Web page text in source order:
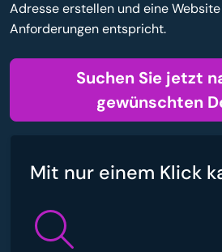
Adresse erstellen und eine
Anforderungen entspricht.
Suchen Sie jetzt
gewünschten
Mit nur einem Klick